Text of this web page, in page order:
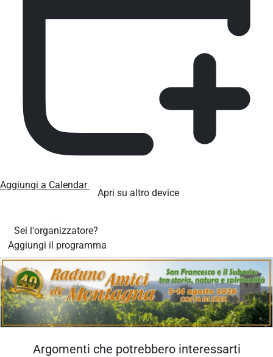
Aggiungi a Calendar
Apri su altro device
Sei l'organizzatore?
Aggiungi il programma
Argomenti che potrebbero interessarti